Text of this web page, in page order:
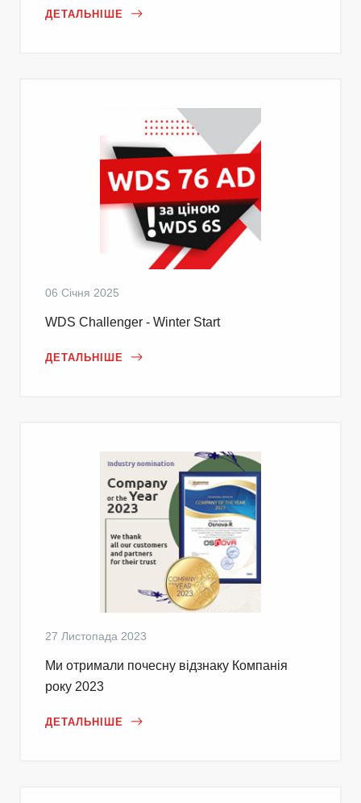
ДЕТАЛЬНІШЕ
06 Січня 2025
WDS Challenger - Winter Start
ДЕТАЛЬНІШЕ
27 Листопада 2023
Ми отримали почесну відзнаку Компанія
року 2023
ДЕТАЛЬНІШЕ